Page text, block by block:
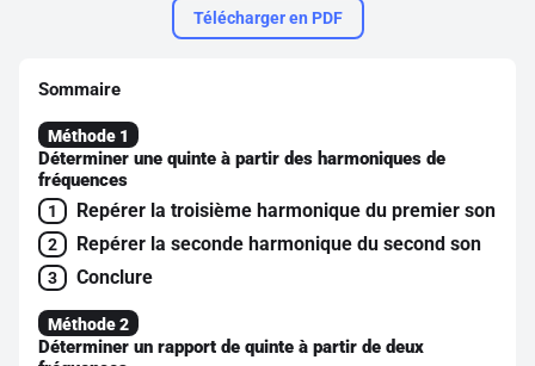
Se connecter
S'inscrire gratuitement
Pour profiter de 10 contenus offerts.
Télécharger en PDF
Sommaire
Méthode 1
Déterminer une quinte à partir des harmoniques de
fréquences
1 Repérer la troisième harmonique du premier son
2 Repérer la seconde harmonique du second son
3 Conclure
Méthode 2
Déterminer un rapport de quinte à partir de deux